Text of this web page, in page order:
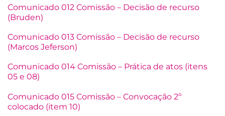
Comunicado 012 Comissão – Decisão de recurso
(Bruden)
Comunicado 013 Comissão – Decisão de recurso
(Marcos Jeferson)
Comunicado 014 Comissão – Prática de atos (itens
05 e 08)
Comunicado 015 Comissão – Convocação 2º
colocado (item 10)